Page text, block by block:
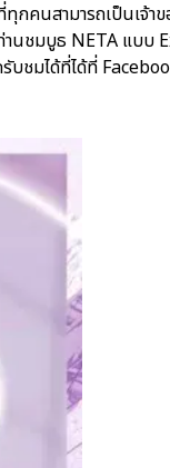
คนสามารถเป็นเจ้า
มบูธ NETA แบบ
บชมได้ที่ได้ที่